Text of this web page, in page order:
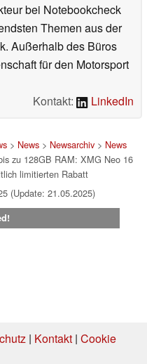
bei Notebookcheck
Themen aus der
Außerhalb des Büros
für den Motorsport
Kontakt:
LinkedIn
> News> Newsarchiv> News
zu 128GB RAM: XMG Neo 16
limitierten Rabatt
(Update: 21.05.2025)
| Kontakt| Cookie